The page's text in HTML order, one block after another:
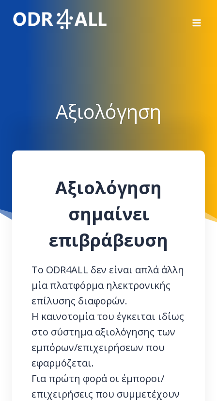
στο
Αξιολόγηση
Αξιολόγηση
σημαίνει
επιβράβευση
Το ODR4ALL δεν είναι απλά άλλη
μία πλατφόρμα ηλεκτρονικής
επίλυσης διαφορών.
Η καινοτομία του έγκειται ιδίως
στο σύστημα αξιολόγησης των
εμπόρων/επιχειρήσεων που
εφαρμόζεται.
Για πρώτη φορά οι έμποροι/
επιχειρήσεις που συμμετέχουν